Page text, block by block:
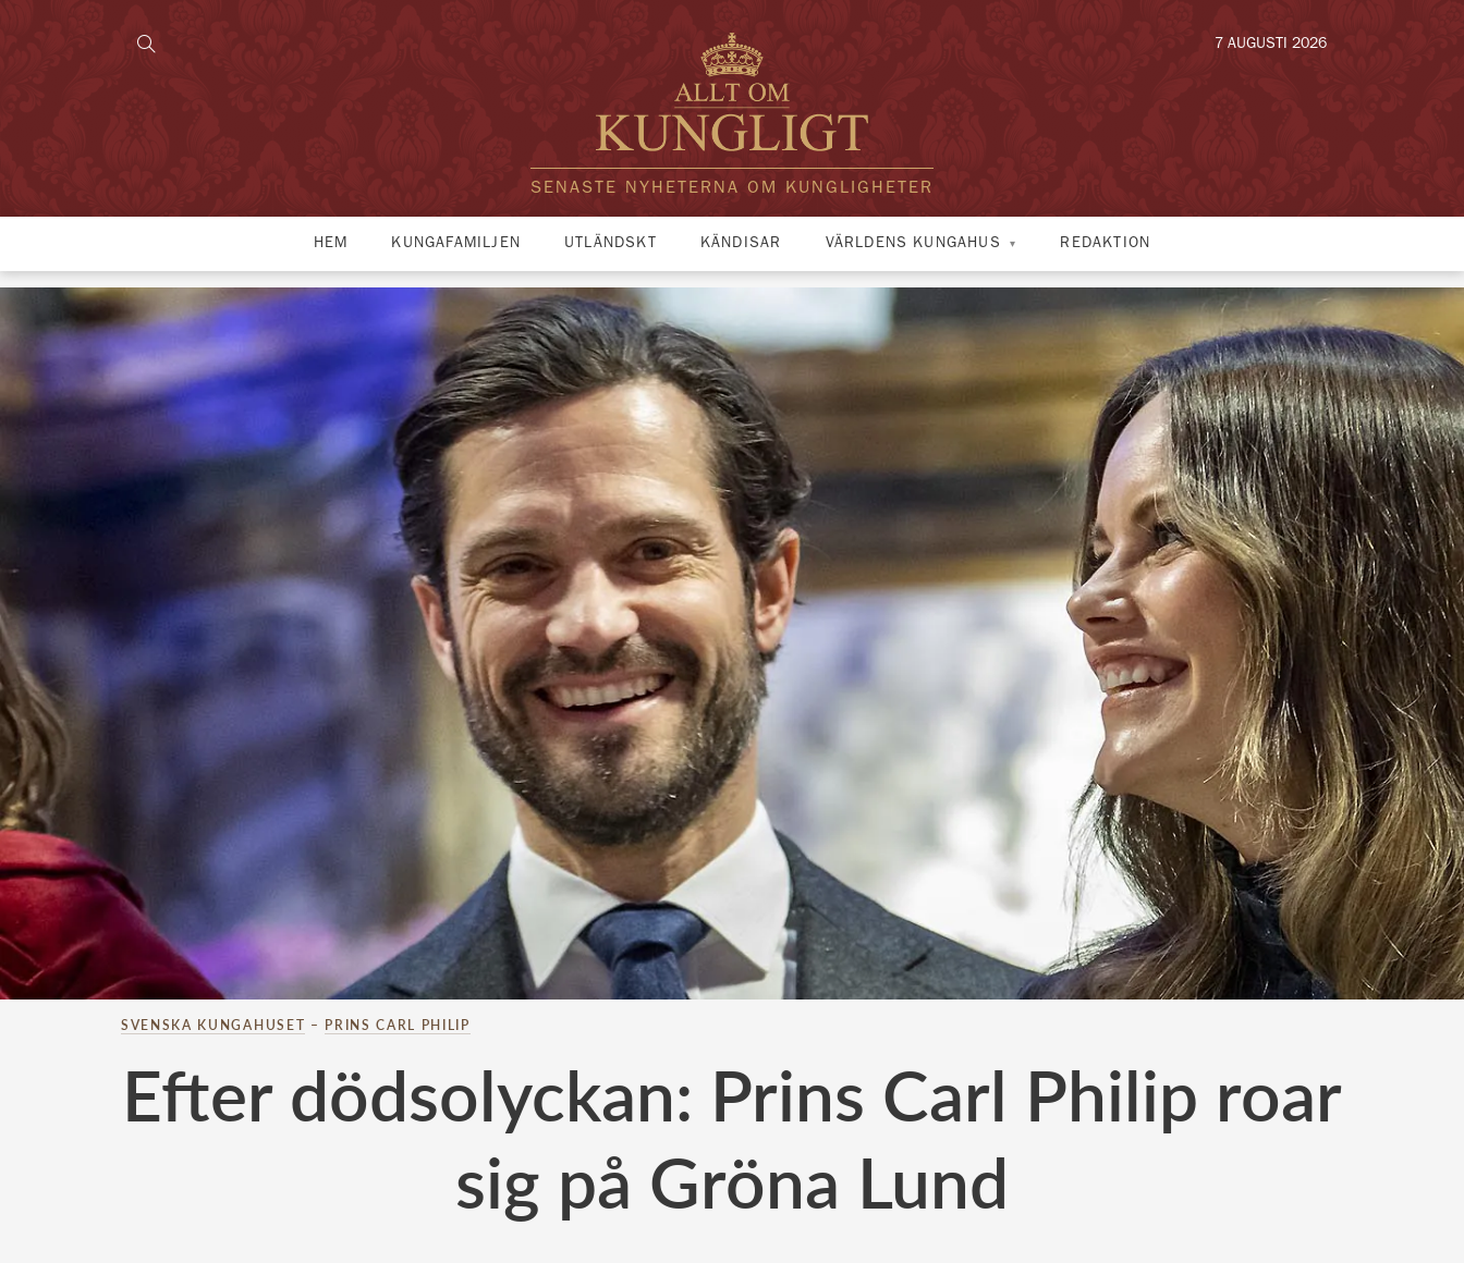
SENASTE NYHETERNA OM KUNGLIGHETER
7 AUGUSTI 2026
HEM KUNGAFAMILJEN UTLÄNDSKT KÄNDISAR VÄRLDENS KUNGAHUS REDAKTION
SVENSKA KUNGAHUSET – PRINS CARL PHILIP
Efter dödsolyckan: Prins Carl Philip roar
sig på Gröna Lund